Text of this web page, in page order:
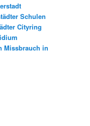
Schulen
Cityring
Missbrauch in